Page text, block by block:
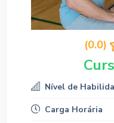
(0.0)
Nível de
Carga Horária